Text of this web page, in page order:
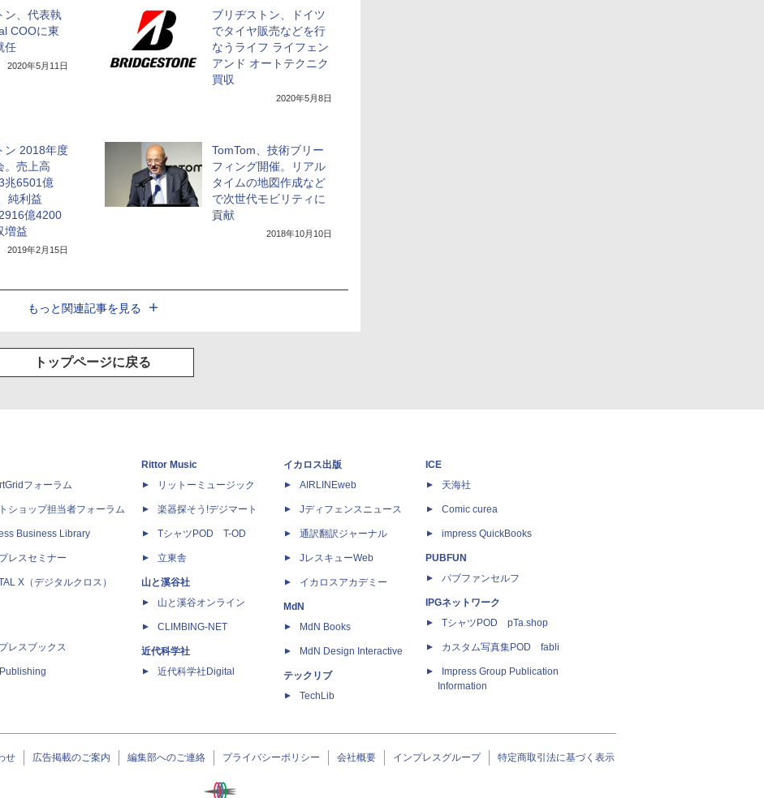
ン、代表執
COOに東
任
2020年5月11日
ブリヂストン、ドイツ
でタイヤ販売などを行
なうライフ ライフェン
アンド オートテクニク
買収
2020年5月8日
ン 2018年度
。売上高
兆6501億
純利益
億4200
増益
2019年2月15日
TomTom、技術ブリー
フィング開催。リアル
タイムの地図作成など
で次世代モビリティに
貢献
2018年10月10日
もっと関連記事を見る
トップページに戻る
フォーラム
ショップ担当者フォーラム
Business Library
レスセミナー
X（デジタルクロス）
レスブックス
Rittor Music
リットーミュージック
楽器探そう!デジマート
TシャツPOD T-OD
立東舎
山と溪谷社
山と溪谷オンライン
CLIMBING-NET
近代科学社
近代科学社Digital
イカロス出版
AIRLINEweb
Jディフェンスニュース
通訳翻訳ジャーナル
JレスキューWeb
イカロスアカデミー
MdN
MdN Books
MdN Design Interactive
テックリブ
TechLib
ICE
天海社
Comic curea
impress QuickBooks
PUBFUN
パブファンセルフ
IPGネットワーク
TシャツPOD pTa.shop
カスタム写真集POD fabli
Impress Group Publication
Information
せ 広告掲載のご案内 編集部へのご連絡 プライバシーポリシー 会社概要 インプレスグループ 特定商取引法に基づく表示